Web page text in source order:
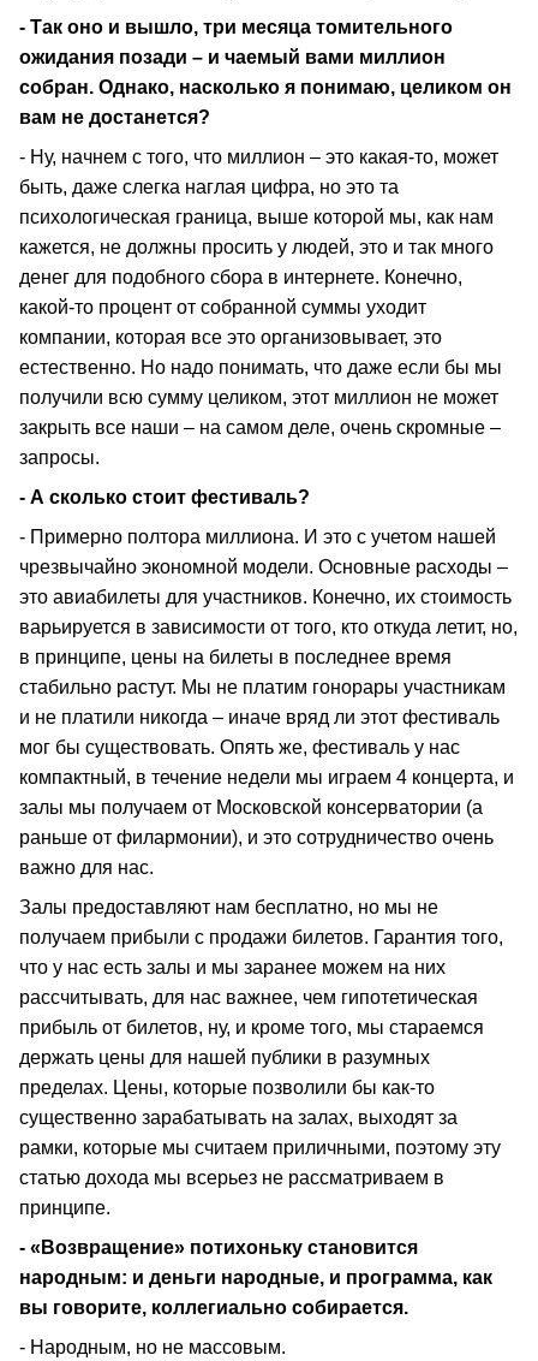
- Так оно и вышло, три месяца томительного
ожидания позади – и чаемый вами миллион
собран. Однако, насколько я понимаю, целиком он
вам не достанется?
- Ну, начнем с того, что миллион – это какая-то, может
быть, даже слегка наглая цифра, но это та
психологическая граница, выше которой мы, как нам
кажется, не должны просить у людей, это и так много
денег для подобного сбора в интернете. Конечно,
какой-то процент от собранной суммы уходит
компании, которая все это организовывает, это
естественно. Но надо понимать, что даже если бы мы
получили всю сумму целиком, этот миллион не может
закрыть все наши – на самом деле, очень скромные –
запросы.
- А сколько стоит фестиваль?
- Примерно полтора миллиона. И это с учетом нашей
чрезвычайно экономной модели. Основные расходы –
это авиабилеты для участников. Конечно, их стоимость
варьируется в зависимости от того, кто откуда летит, но,
в принципе, цены на билеты в последнее время
стабильно растут. Мы не платим гонорары участникам
и не платили никогда – иначе вряд ли этот фестиваль
мог бы существовать. Опять же, фестиваль у нас
компактный, в течение недели мы играем 4 концерта, и
залы мы получаем от Московской консерватории (а
раньше от филармонии), и это сотрудничество очень
важно для нас.
Залы предоставляют нам бесплатно, но мы не
получаем прибыли с продажи билетов. Гарантия того,
что у нас есть залы и мы заранее можем на них
рассчитывать, для нас важнее, чем гипотетическая
прибыль от билетов, ну, и кроме того, мы стараемся
держать цены для нашей публики в разумных
пределах. Цены, которые позволили бы как-то
существенно зарабатывать на залах, выходят за
рамки, которые мы считаем приличными, поэтому эту
статью дохода мы всерьез не рассматриваем в
принципе.
- «Возвращение» потихоньку становится
народным: и деньги народные, и программа, как
вы говорите, коллегиально собирается.
- Народным, но не массовым.